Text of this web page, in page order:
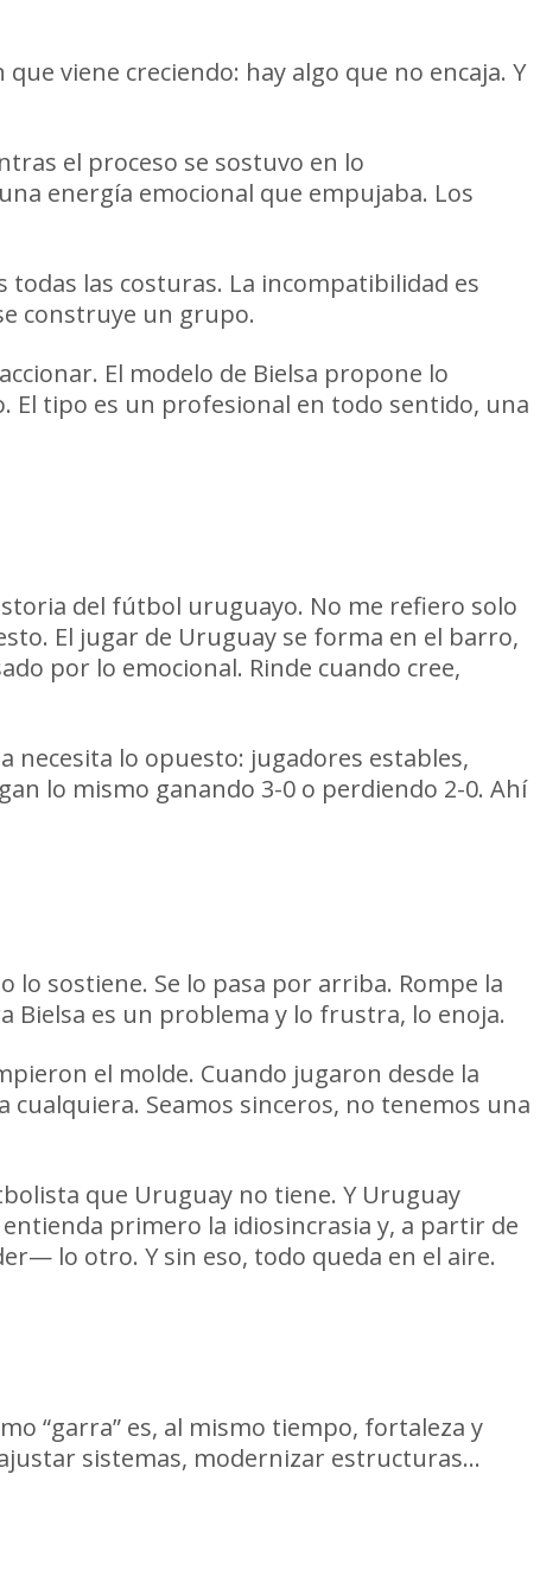
viene creciendo: hay algo que no encaja. Y
el proceso se sostuvo en lo
energía emocional que empujaba. Los
todas las costuras. La incompatibilidad es
construye un grupo.
El modelo de Bielsa propone lo
El tipo es un profesional en todo sentido, una
del fútbol uruguayo. No me refiero solo
El jugar de Uruguay se forma en el barro,
por lo emocional. Rinde cuando cree,
lo opuesto: jugadores estables,
lo mismo ganando 3-0 o perdiendo 2-0. Ahí
lo sostiene. Se lo pasa por arriba. Rompe la
Bielsa es un problema y lo frustra, lo enoja.
el molde. Cuando jugaron desde la
Seamos sinceros, no tenemos una
que Uruguay no tiene. Y Uruguay
primero la idiosincrasia y, a partir de
lo otro. Y sin eso, todo queda en el aire.
“garra” es, al mismo tiempo, fortaleza y
sistemas, modernizar estructuras…